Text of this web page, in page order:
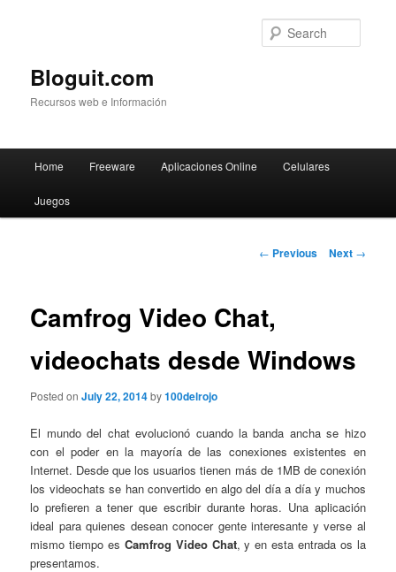
Bloguit.com
Recursos web e Información
Skip
to
Home Freeware Aplicaciones Online Celulares
Juegos
Post
← Previous Next →
Camfrog Video Chat,
videochats desde Windows
Posted onJuly 22, 2014by100delrojo
El mundo del chat evolucionó cuando la banda ancha se hizo
con el poder en la mayoría de las conexiones existentes en
Internet. Desde que los usuarios tienen más de 1MB de conexión
los videochats se han convertido en algo del día a día y muchos
lo prefieren a tener que escribir durante horas. Una aplicación
ideal para quienes desean conocer gente interesante y verse al
mismo tiempo es Camfrog Video Chat, y en esta entrada os la
presentamos.